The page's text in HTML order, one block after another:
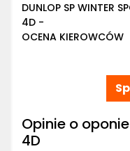
DUNLOP SP WINTER
4D -
OCENA KIEROWCÓW
Opinie o
4D